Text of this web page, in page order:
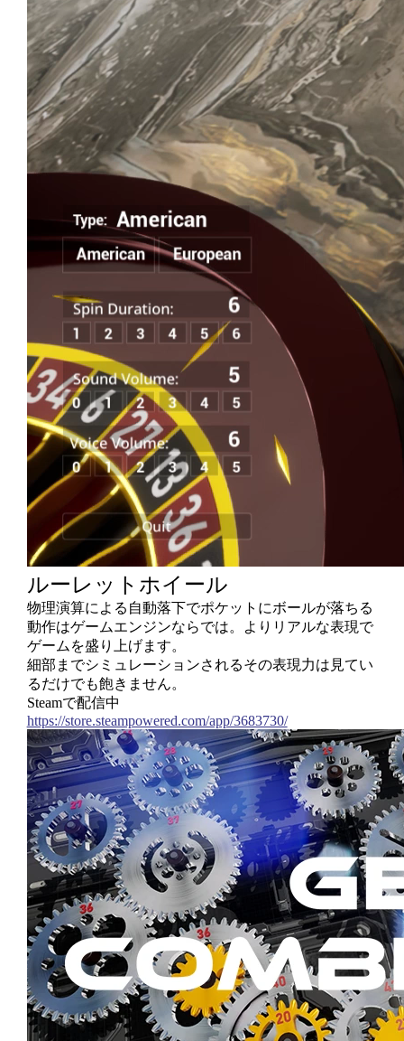
ルーレットホイール
物理演算による自動落下でポケットにボールが落ちる
動作はゲームエンジンならでは。よりリアルな表現で
ゲームを盛り上げます。
細部までシミュレーションされるその表現力は見てい
るだけでも飽きません。
Steamで配信中
https://store.steampowered.com/app/3683730/